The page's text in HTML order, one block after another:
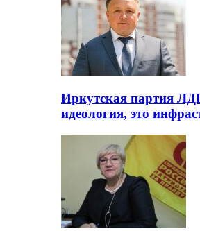
Иркутская партия
идеология, это